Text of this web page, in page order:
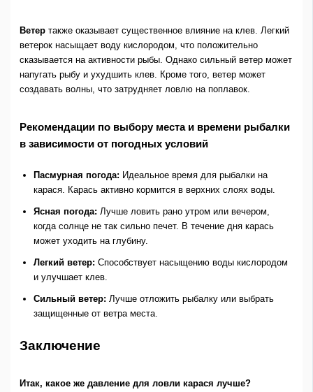
Ветертакже оказывает существенное влияние на клев. Легкий
ветерок насыщает воду кислородом, что положительно
сказывается на активности рыбы. Однако сильный ветер может
напугать рыбу и ухудшить клев. Кроме того, ветер может
создавать волны, что затрудняет ловлю на поплавок.
Рекомендации по выбору места и времени рыбалки
в зависимости от погодных условий
Пасмурная погода: Идеальное время для рыбалки на
карася. Карась активно кормится в верхних слоях воды.
Ясная погода: Лучше ловить рано утром или вечером,
когда солнце не так сильно печет. В течение дня карась
может уходить на глубину.
Легкий ветер: Способствует насыщению воды кислородом
и улучшает клев.
Сильный ветер: Лучше отложить рыбалку или выбрать
защищенные от ветра места.
Заключение
Итак, какое же давление для ловли карася лучше?